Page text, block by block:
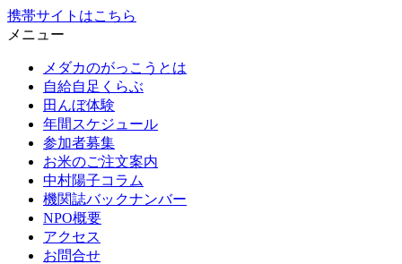
携帯サイトはこちら
メニュー
メダカのがっこうとは
自給自足くらぶ
田んぼ体験
年間スケジュール
参加者募集
お米のご注文案内
中村陽子コラム
機関誌バックナンバー
NPO概要
アクセス
お問合せ